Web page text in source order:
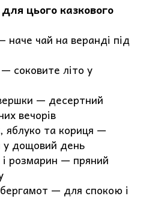
цього казкового
наче чай на веранді під
соковите літо у
— десертний
вечорів
яблуко та кориця —
у дощовий день
розмарин — пряний
— для спокою і